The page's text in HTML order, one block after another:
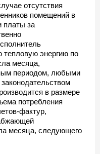
отсутствия
помещений в
платы за
тепловую энергию по
месяца,
периодом, любыми
в размере
потребления
фактур,
месяца, следующего